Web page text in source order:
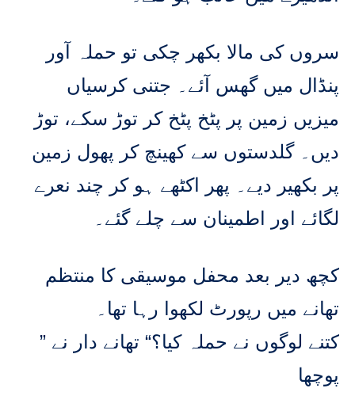
سروں کی مالا بکھر چکی تو حملہ آور
پنڈال میں گھس آئے۔ جتنی کرسیاں
میزیں زمین پر پٹخ پٹخ کر توڑ سکے، توڑ
دیں۔ گلدستوں سے کھینچ کر پھول زمین
پر بکھیر دیے۔ پھر اکٹھے ہو کر چند نعرے
لگائے اور اطمینان سے چلے گئے۔
کچھ دیر بعد محفل موسیقی کا منتظم
تھانے میں رپورٹ لکھوا رہا تھا۔
” کتنے لوگوں نے حملہ کیا؟“ تھانے دار نے
پوچھا